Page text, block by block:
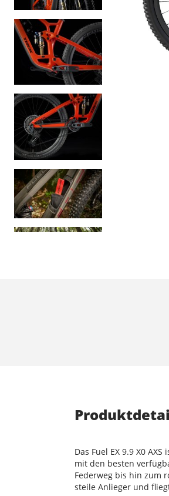
Das Fuel EX 9.9 X0
mit den besten
Federweg bis hin zum
steile Anlieger und